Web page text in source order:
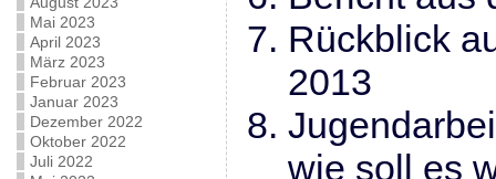
Mai 2023
April 2023
März 2023
Februar 2023
Januar 2023
Dezember 2022
Oktober 2022
Juli 2022
Rückblick
2013
wie soll es